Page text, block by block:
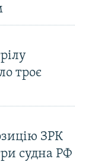
троє
ЗРК
судна РФ